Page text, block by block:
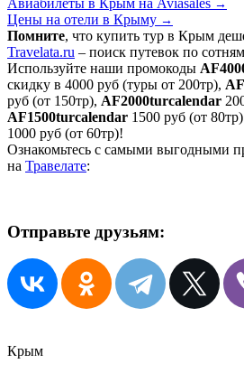
→
Цены на отели в Крыму →
Помните, что купить тур в Крым
Travelata.ru – поиск путевок по
Используйте наши промокоды
скидку в 4000 руб (туры от 200тр),
руб (от 150тр), AF2000turcalendar
AF1500turcalendar 1500 руб (от
1000 руб (от 60тр)!
Ознакомьтесь с самыми выгодными
на Травелате:
Отправьте друзьям:
Крым